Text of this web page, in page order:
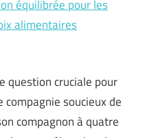
équilibrée pour les
alimentaires
question cruciale pour
soucieux de
compagnon à quatre